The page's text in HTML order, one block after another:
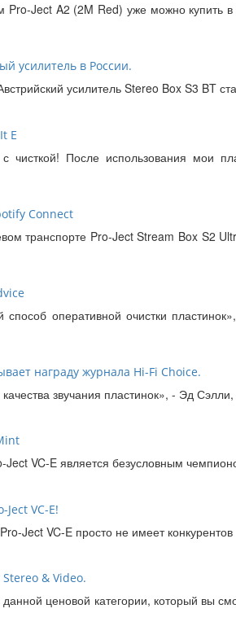
Pro-Ject A2 (2M Red) уже можно купить
усилитель в России.
усилитель Stereo Box S3 BT
E
После использования мои
Connect
транспорте Pro-Ject Stream Box S2
оперативной очистки
награду журнала Hi-Fi Choice.
звучания пластинок», - Эд
VC-E является безусловным
VC-E!
Ject VC-E просто не имеет
& Video.
ценовой категории, который вы